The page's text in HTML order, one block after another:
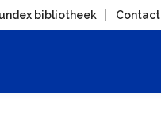
bibliotheek Contact